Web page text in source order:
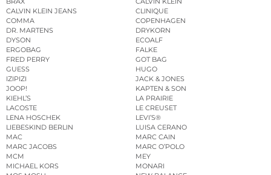
CALVIN KLEIN JEANS
CLINIQUE
COMMA
COPENHAGEN
DR. MARTENS
DRYKORN
DYSON
ECOALF
ERGOBAG
FALKE
FRED PERRY
GOT BAG
GUESS
HUGO
IZIPIZI
JACK & JONES
JOOP!
KAPTEN & SON
KIEHL’S
LA PRAIRIE
LACOSTE
LE CREUSET
LENA HOSCHEK
LEVI’S®
LIEBESKIND BERLIN
LUISA CERANO
MAC
MARC CAIN
MARC JACOBS
MARC O’POLO
MCM
MEY
MICHAEL KORS
MONARI